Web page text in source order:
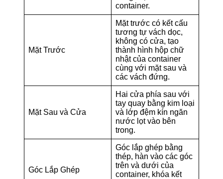
container.
Mặt Trước
Mặt trước có kết cấu
tương tự vách dọc,
không có cửa, tạo
thành hình hộp chữ
nhật của container
cùng với mặt sau và
các vách đứng.
Mặt Sau và Cửa
Hai cửa phía sau với
tay quay bằng kim loại
và lớp đệm kín ngăn
nước lọt vào bên
trong.
Góc Lắp Ghép
Góc lắp ghép bằng
thép, hàn vào các góc
trên và dưới của
container, khóa kết